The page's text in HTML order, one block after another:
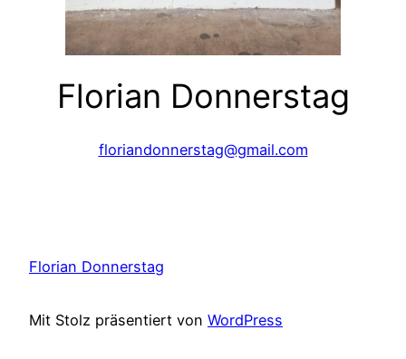
Florian Donnerstag
floriandonnerstag@gmail.com
Florian Donnerstag
Mit Stolz präsentiert von WordPress